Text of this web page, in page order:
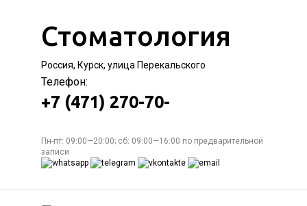
Стоматология
Россия, Курск, улица Перекальского
Телефон:
+7 (471) 270-70-
Пн-пт: 09:00—20:00; сб: 09:00—16:00 по предварительной
записи